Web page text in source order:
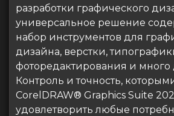
разработки графического
универсальное решение
набор инструментов для
дизайна, верстки,
фоторедактирования и много
Контроль и точность,
CorelDRAW® Graphics Suite
удовлетворить любые